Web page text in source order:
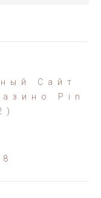
Сайт
Pin